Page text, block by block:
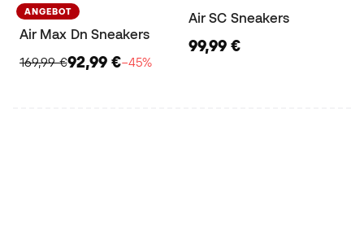
ANGEBOT
Air Max Dn Sneakers
169,99 €92,99 €−45%
Air SC Sneakers
99,99 €